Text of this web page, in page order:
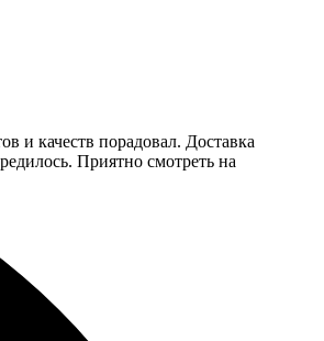
и качеств порадовал. Доставка
Приятно смотреть на